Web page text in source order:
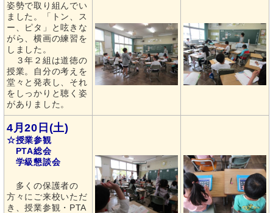
姿勢で取り組んでい
ました。「トン、ス
ー、ピタ」と呟きな
がら、横画の練習を
しました。
３年２組は道徳の
授業。自分の考えを
堂々と発表し、それ
をしっかりと聴く姿
がありました。
4月20日(土)
☆授業参観
PTA総会
学級懇談会
多くの保護者の
方々にご来校いただ
き、授業参観・PTA